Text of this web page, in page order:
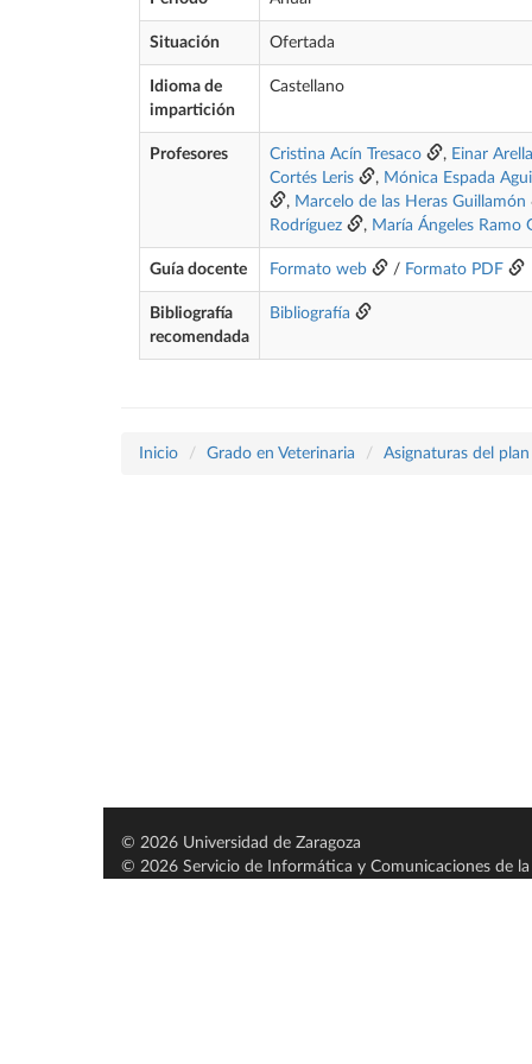
Situación Ofertada
Idioma de
impartición
Castellano
Profesores Cristina Acín Tresaco , Einar
Cortés Leris
, Mónica Espada
, Marcelo de las Heras Guillamón
Rodríguez
, María Ángeles Ramo
Guía docente Formato web / Formato PDF
Bibliografía
recomendada
Bibliografía
Inicio Grado en Veterinaria Asignaturas del
© 2026 Universidad de Zaragoza
© 2026 Servicio de Informática y Comunicaciones de la